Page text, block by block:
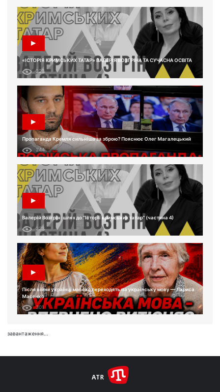
«ІСТОРІЯ КРИМСЬКИХ ТАТАР» ВАЛЕРІЯ ВОЗГРІНА ТА СУЧАСНА ОСВІТА
223
Пропаганда Кремля сильніша за зброю? Пояснює Олег Магалецький
244
Валерій Возгрін: шлях до “Історії кримських татар” (частина 4)
233
Після війни українці масово переходять на українську мову — Лариса
Масенко
301
завантаження...